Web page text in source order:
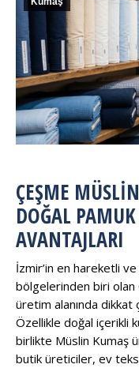
ÇEŞME
DOĞAL
AVANTAJLARI
İzmir’in en hareketli
bölgelerinden biri olan
üretim alanında dikkat
Özellikle doğal içerikli
birlikte Müslin Kumaş
butik üreticiler, ev